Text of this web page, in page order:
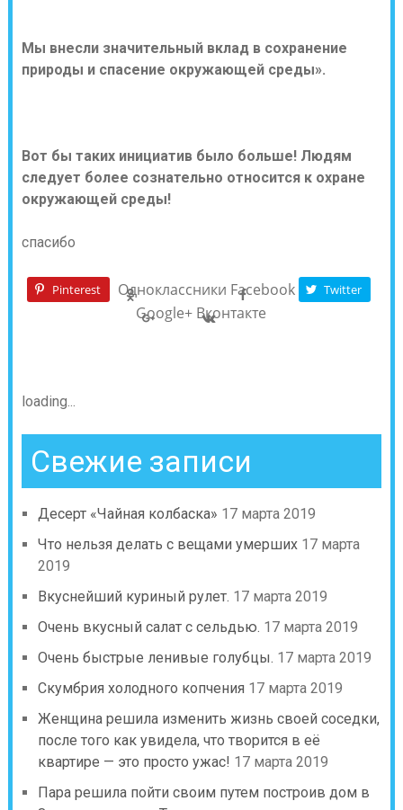
Мы внесли значительный вклад в сохранение
природы и спасение окружающей среды».
Вот бы таких инициатив было больше! Людям
следует более сознательно относится к охране
окружающей среды!
спасибо
Pinterest Одноклассники Facebook Twitter
Google+ Вконтакте
loading...
Свежие записи
Десерт «Чайная колбаска» 17 марта 2019
Что нельзя делать с вещами умерших 17 марта
2019
Вкуснейший куриный рулет. 17 марта 2019
Очень вкусный салат с сельдью. 17 марта 2019
Очень быстрые ленивые голубцы. 17 марта 2019
Скумбрия холодного копчения 17 марта 2019
Женщина решила изменить жизнь своей соседки,
после того как увидела, что творится в её
квартире — это просто ужас! 17 марта 2019
Пара решила пойти своим путем построив дом в